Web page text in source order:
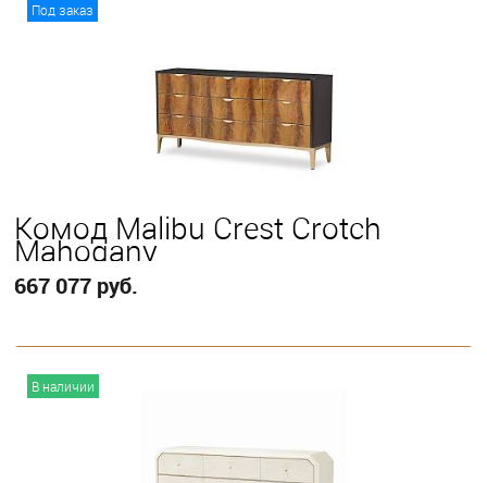
Под заказ
Комод Malibu Crest Crotch
Mahogany
667 077 руб.
В наличии